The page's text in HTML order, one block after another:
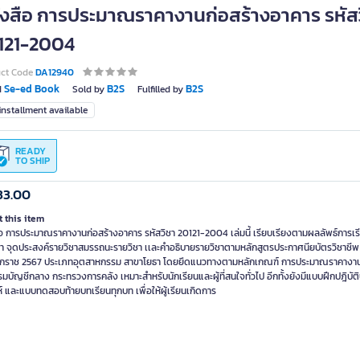
สือ การประมาณราคางานก่อสร้างอาคาร รหั
2004
CodeDA12940
Se-ed Book Sold byB2S Fulfilled byB2S
available
READY
TO SHIP
this item
การประมาณราคางานก่อสร้างอาคาร รหัสวิชา 20121-2004 เล่มนี้ เรียบเรียงตามผลลัพธ์การเ
จุดประสงค์รายวิชาสมรรถนะรายวิชา เเละคำอธิบายรายวิชาตามหลักสูตรประกาศนียบัตรวิชาชี
าช 2567 ประเภทอุตสาหกรรม สาขาโยธา โดยยึดแนวทางตามหลักเกณฑ์ การประมาณราคาง
บัญชีกลาง กระทรวงการคลัง เหมาะสำหรับนักเรียนและผู้ที่สนใจทั่วไป อีกทั้งยังมีแบบฝึกปฎิบัติ
และแบบทดสอบท้ายบทเรียนทุกบท เพื่อให้ผู้เรียนเกิดการ